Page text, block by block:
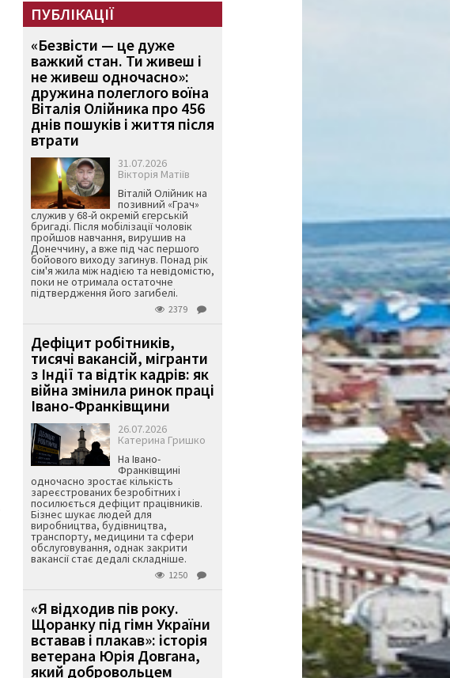
ПУБЛІКАЦІЇ
«Безвісти — це дуже
важкий стан. Ти живеш і
не живеш одночасно»:
дружина полеглого воїна
Віталія Олійника про 456
днів пошуків і життя після
втрати
31.07.2026
Вікторія Матіїв
Віталій Олійник на
позивний «Грач»
служив у 68-й окремій єгерській
бригаді. Після мобілізації чоловік
пройшов навчання, вирушив на
Донеччину, а вже під час першого
бойового виходу загинув. Понад рік
сім'я жила між надією та невідомістю,
поки не отримала остаточне
підтвердження його загибелі.
2379
Дефіцит робітників,
тисячі вакансій, мігранти
з Індії та відтік кадрів: як
війна змінила ринок праці
Івано-Франківщини
26.07.2026
Катерина Гришко
На Івано-
Франківщині
одночасно зростає кількість
зареєстрованих безробітних і
посилюється дефіцит працівників.
Бізнес шукає людей для
виробництва, будівництва,
транспорту, медицини та сфери
обслуговування, однак закрити
вакансії стає дедалі складніше.
1250
«Я відходив пів року.
Щоранку під гімн України
вставав і плакав»: історія
ветерана Юрія Довгана,
який добровольцем